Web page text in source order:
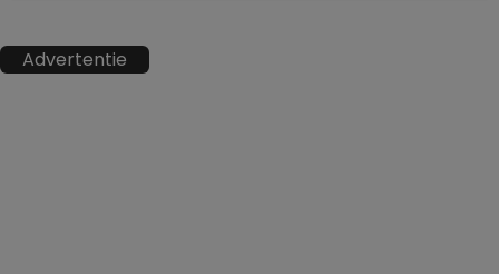
Advertentie